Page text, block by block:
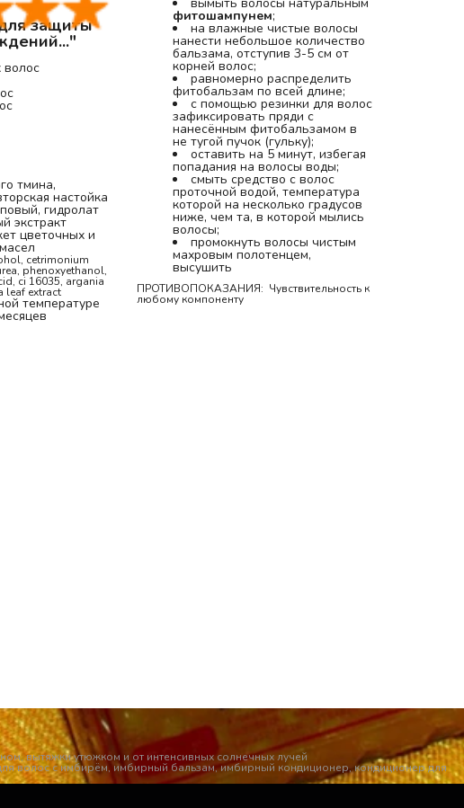
защиты
тмина,
настойка
гидролат
экстракт
цветочных и
cetrimonium
phenoxyethanol,
ci 16035, argania
leaf extract
температуре
фитошампунем;
на влажные чистые волосы
нанести небольшое количество
бальзама, отступив 3-5 см от
корней волос;
равномерно распределить
фитобальзам по всей длине;
с помощью резинки для волос
зафиксировать пряди с
нанесённым фитобальзамом в
не тугой пучок (гульку);
оставить на 5 минут, избегая
попадания на волосы воды;
смыть средство с волос
проточной водой, температура
которой на несколько градусов
ниже, чем та, в которой мылись
волосы;
промокнуть волосы чистым
махровым полотенцем,
высушить
ПРОТИВОПОКАЗАНИЯ:  Чувствительность к
любому компоненту
вытяжки утюжком и от интенсивных солнечных лучей
волос с имбирём, имбирный бальзам, имбирный кондиционер, кондиционер для